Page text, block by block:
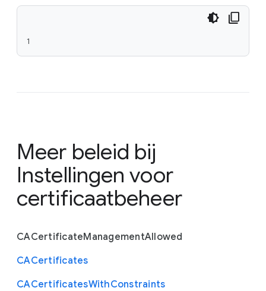
1
Meer beleid bij
Instellingen voor
certificaatbeheer
CACertificateManagementAllowed
CACertificates
CACertificatesWithConstraints